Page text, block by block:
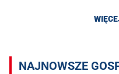
NAJNOWSZE